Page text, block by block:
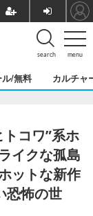
menu
search
ル/無料 カルチャ
トコワ”系ホ
イクな孤島
ットな新作
恐怖の世